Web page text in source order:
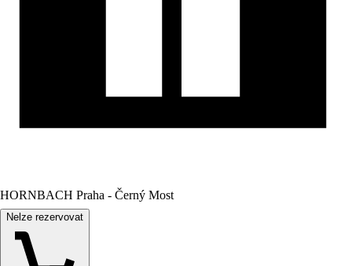
HORNBACH Praha - Černý Most
Nelze rezervovat